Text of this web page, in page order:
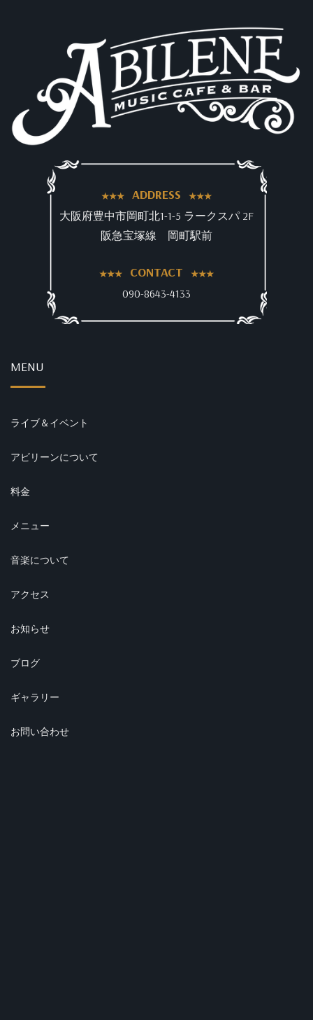
ADDRESS
大阪府豊中市岡町北1-1-5 ラークスパ 2F
阪急宝塚線 岡町駅前
CONTACT
090-8643-4133
MENU
ライブ＆イベント
アビリーンについて
料金
メニュー
音楽について
アクセス
お知らせ
ブログ
ギャラリー
お問い合わせ